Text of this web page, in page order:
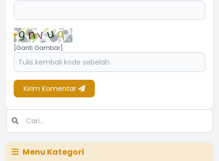
[Ganti Gambar]
Kirim Komentar
Menu Kategori